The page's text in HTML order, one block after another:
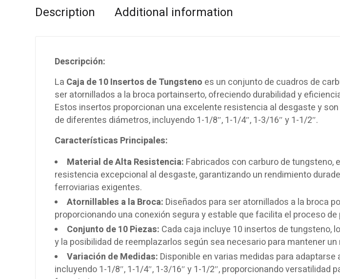
Description Additional information
Descripción:
La Caja de 10 Insertos de Tungsteno es un conjunto de cuadros de
ser atornillados a la broca portainserto, ofreciendo durabilidad y
Estos insertos proporcionan una excelente resistencia al desgaste y
de diferentes diámetros, incluyendo 1-1/8″, 1-1/4″, 1-3/16″ y 1-1/2″.
Características Principales:
Material de Alta Resistencia: Fabricados con carburo de tungsteno,
resistencia excepcional al desgaste, garantizando un rendimiento
ferroviarias exigentes.
Atornillables a la Broca: Diseñados para ser atornillados a la broca
proporcionando una conexión segura y estable que facilita el proceso
Conjunto de 10 Piezas: Cada caja incluye 10 insertos de tungsteno,
y la posibilidad de reemplazarlos según sea necesario para mantener
Variación de Medidas: Disponible en varias medidas para
incluyendo 1-1/8″, 1-1/4″, 1-3/16″ y 1-1/2″, proporcionando versatilidad